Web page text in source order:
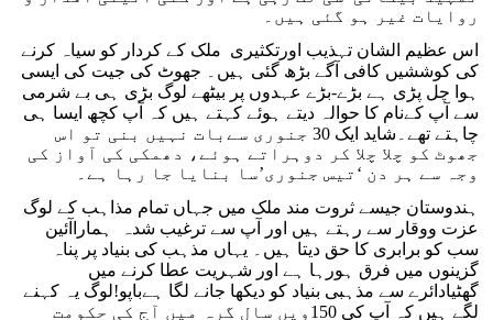
روایات غیر ہو گئی ہیں۔
اس عظیم الشان تہذیب اورتکثیری ملک کے کردار کو سیاہ کرنے
کی کوششیں کافی آگے بڑھ گئی ہیں۔ جھوٹ کی جیت کی ایسی
ہوا چل پڑی ہے بڑے-بڑے عہدوں پر بیٹھے لوگ بڑی ہی بے شرمی
سے آپ کےنام کا حوالہ دیتے ہوئے کہتے ہیں کہ آپ کچھ ایسا ہی
چاہتے تھے۔شاید ایک 30 جنوری سےبات نہیں بنی تو اس
جھوٹ کو چلا چلا کر دوہراتے ہوئے، دھمکی کی آواز کی
وجہ سے ہر دن ‘تیس جنوری’سا بنایا جا رہا ہے۔
عزت ووقار سے رہتے ہیں اور آپ سے ترغیب شدہ ہماراآئین
سب کو برابری کا حق دیتا ہیں۔ یہاں مذہب کی بنیاد پر پناہ
گزینوں میں فرق ہورہا ہے اور شہریت عطا کرنے میں
گھٹیادائرے سے مذہبی بنیاد کو دیکھا جانے لگا ہےباپو!لوگ یہ کہنے
لگے ہیں کہ آپ کی 150ویں سال گرہ میں آج کی حکومت